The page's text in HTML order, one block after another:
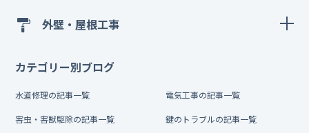
外壁・屋根工事
カテゴリー別ブログ
水道修理の記事一覧 電気工事の記事一覧
害虫・害獣駆除の記事一覧 鍵のトラブルの記事一覧